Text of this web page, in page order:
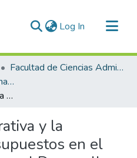
Log In (current)
Facultad de Ciencias Administrativas
E.P. Ad. y Negocios Internacionales
Gestión administrativa y la ejecución de presupuestos en el Programa de Apoyo al Desarrollo Rural Andino – Pradera, 2024
y la
en el